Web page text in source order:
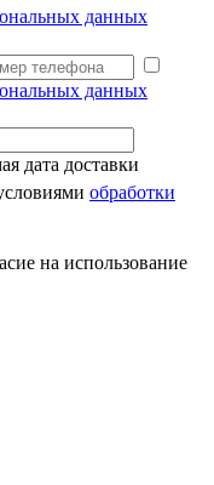
данных
данных
дата доставки
обработки
на использование